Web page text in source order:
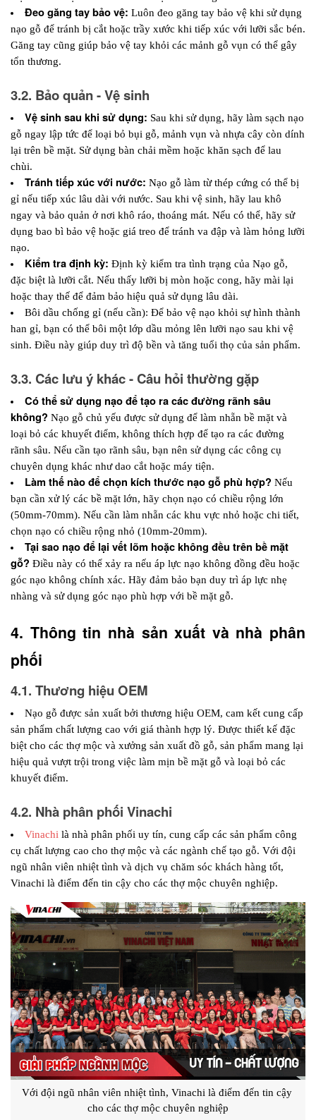
Đeo găng tay bảo vệ: Luôn đeo găng tay bảo vệ khi sử dụng
nạo gỗ để tránh bị cắt hoặc trầy xước khi tiếp xúc với lưỡi sắc bén.
Găng tay cũng giúp bảo vệ tay khỏi các mảnh gỗ vụn có thể gây
tổn thương.
3.2. Bảo quản - Vệ sinh
Vệ sinh sau khi sử dụng: Sau khi sử dụng, hãy làm sạch nạo
gỗ ngay lập tức để loại bỏ bụi gỗ, mảnh vụn và nhựa cây còn dính
lại trên bề mặt. Sử dụng bàn chải mềm hoặc khăn sạch để lau
chùi.
Tránh tiếp xúc với nước: Nạo gỗ làm từ thép cứng có thể bị
gỉ nếu tiếp xúc lâu dài với nước. Sau khi vệ sinh, hãy lau khô
ngay và bảo quản ở nơi khô ráo, thoáng mát. Nếu có thể, hãy sử
dụng bao bì bảo vệ hoặc giá treo để tránh va đập và làm hỏng lưỡi
nạo.
Kiểm tra định kỳ: Định kỳ kiểm tra tình trạng của Nạo gỗ,
đặc biệt là lưỡi cắt. Nếu thấy lưỡi bị mòn hoặc cong, hãy mài lại
hoặc thay thế để đảm bảo hiệu quả sử dụng lâu dài.
Bôi dầu chống gỉ (nếu cần): Để bảo vệ nạo khỏi sự hình thành
han gỉ, bạn có thể bôi một lớp dầu mỏng lên lưỡi nạo sau khi vệ
sinh. Điều này giúp duy trì độ bền và tăng tuổi thọ của sản phẩm.
3.3. Các lưu ý khác - Câu hỏi thường gặp
Có thể sử dụng nạo để tạo ra các đường rãnh sâu
không? Nạo gỗ chủ yếu được sử dụng để làm nhẵn bề mặt và
loại bỏ các khuyết điểm, không thích hợp để tạo ra các đường
rãnh sâu. Nếu cần tạo rãnh sâu, bạn nên sử dụng các công cụ
chuyên dụng khác như dao cắt hoặc máy tiện.
Làm thế nào để chọn kích thước nạo gỗ phù hợp? Nếu
bạn cần xử lý các bề mặt lớn, hãy chọn nạo có chiều rộng lớn
(50mm-70mm). Nếu cần làm nhẵn các khu vực nhỏ hoặc chi tiết,
chọn nạo có chiều rộng nhỏ (10mm-20mm).
Tại sao nạo để lại vết lõm hoặc không đều trên bề mặt
gỗ? Điều này có thể xảy ra nếu áp lực nạo không đồng đều hoặc
góc nạo không chính xác. Hãy đảm bảo bạn duy trì áp lực nhẹ
nhàng và sử dụng góc nạo phù hợp với bề mặt gỗ.
4. Thông tin nhà sản xuất và nhà phân
phối
4.1. Thương hiệu OEM
Nạo gỗ được sản xuất bởi thương hiệu OEM, cam kết cung cấp
sản phẩm chất lượng cao với giá thành hợp lý. Được thiết kế đặc
biệt cho các thợ mộc và xưởng sản xuất đồ gỗ, sản phẩm mang lại
hiệu quả vượt trội trong việc làm mịn bề mặt gỗ và loại bỏ các
khuyết điểm.
4.2. Nhà phân phối Vinachi
Vinachi là nhà phân phối uy tín, cung cấp các sản phẩm công
cụ chất lượng cao cho thợ mộc và các ngành chế tạo gỗ. Với đội
ngũ nhân viên nhiệt tình và dịch vụ chăm sóc khách hàng tốt,
Vinachi là điểm đến tin cậy cho các thợ mộc chuyên nghiệp.
Với đội ngũ nhân viên nhiệt tình, Vinachi là điểm đến tin cậy
cho các thợ mộc chuyên nghiệp